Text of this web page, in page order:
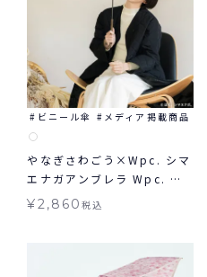
ビニール傘 メディア掲載商品
やなぎさわごう×Wpc. シマ
エナガアンブレラ Wpc. 雨
傘 ビニール傘 長傘 小鳥
¥2,860税込